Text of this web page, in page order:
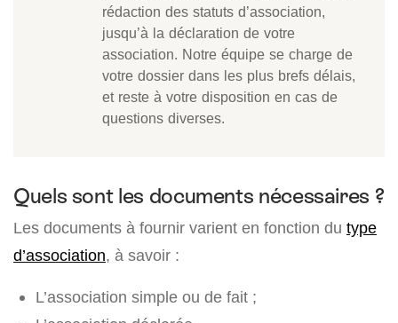
rédaction des statuts d’association,
jusqu’à la déclaration de votre
association. Notre équipe se charge de
votre dossier dans les plus brefs délais,
et reste à votre disposition en cas de
questions diverses.
Quels sont les documents nécessaires ?
Les documents à fournir varient en fonction du type
d’association, à savoir :
L’association simple ou de fait ;